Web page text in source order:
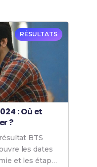
RÉSULTATS
: Où et
?
BTS
les dates
et les étapes